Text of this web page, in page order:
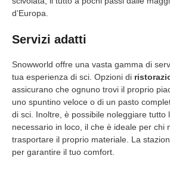
d’Europa.
Servizi adatti
Snowworld offre una vasta gamma di
tua esperienza di sci. Opzioni di
assicurano che ognuno trovi il proprio
uno spuntino veloce o di un pasto
di sci. Inoltre, è possibile noleggiare tutto
necessario in loco, il che è ideale per chi
trasportare il proprio materiale. La
per garantire il tuo comfort.